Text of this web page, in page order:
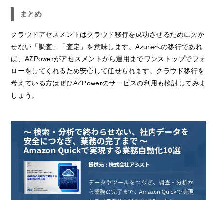
まとめ
クラウドアセスメントはクラウド移行を成功させるために欠か
せない「調査」「査定」を意味します。Azureへの移行であれ
ば、AZPowerがアセスメントから運用までワンストップでフォ
ローをしてくれるため安心して任せられます。クラウド移行を
考えている方はぜひAZPowerのサービスの利用も検討してみま
しょう。